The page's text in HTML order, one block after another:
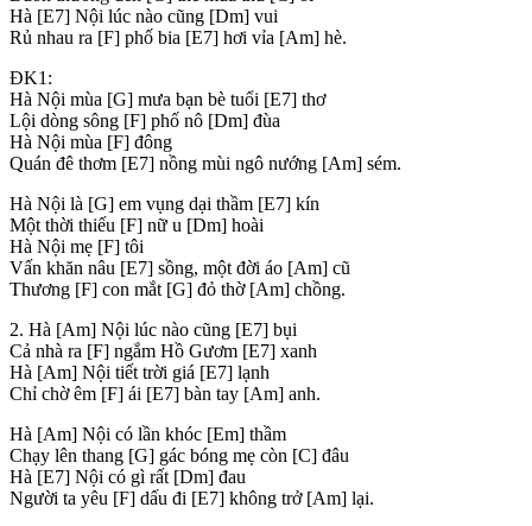
Hà [E7] Nội lúc nào cũng [Dm] vui
Rủ nhau ra [F] phố bia [E7] hơi vỉa [Am] hè.
ĐK1:
Hà Nội mùa [G] mưa bạn bè tuổi [E7] thơ
Lội dòng sông [F] phố nô [Dm] đùa
Hà Nội mùa [F] đông
Quán đê thơm [E7] nồng mùi ngô nướng [Am] sém.
Hà Nội là [G] em vụng dại thầm [E7] kín
Một thời thiếu [F] nữ u [Dm] hoài
Hà Nội mẹ [F] tôi
Vấn khăn nâu [E7] sồng, một đời áo [Am] cũ
Thương [F] con mắt [G] đỏ thờ [Am] chồng.
2. Hà [Am] Nội lúc nào cũng [E7] bụi
Cả nhà ra [F] ngắm Hồ Gươm [E7] xanh
Hà [Am] Nội tiết trời giá [E7] lạnh
Chỉ chờ êm [F] ái [E7] bàn tay [Am] anh.
Hà [Am] Nội có lần khóc [Em] thầm
Chạy lên thang [G] gác bóng mẹ còn [C] đâu
Hà [E7] Nội có gì rất [Dm] đau
Người ta yêu [F] dấu đi [E7] không trở [Am] lại.